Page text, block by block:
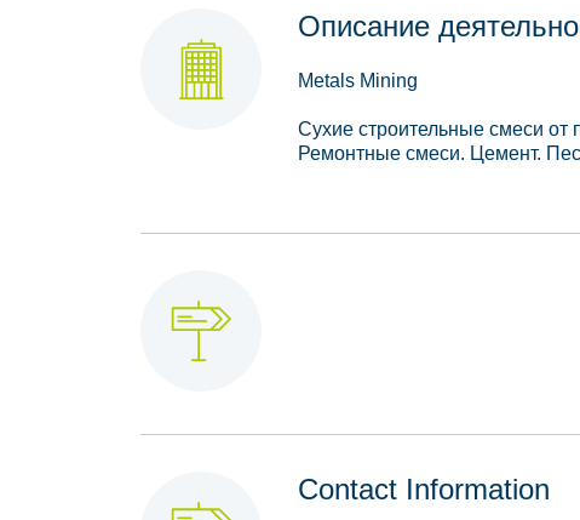
Описание
Metals Mining
Сухие строительные смеси от
Ремонтные смеси. Цемент.
Contact Information